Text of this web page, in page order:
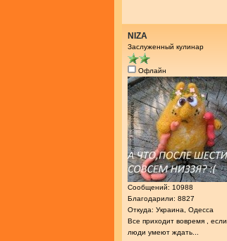
NIZA
Заслуженный кулинар
Офлайн
Сообщений: 10988
Благодарили: 8827
Откуда: Украина, Одесса
Все приходит вовремя , если
люди умеют ждать...